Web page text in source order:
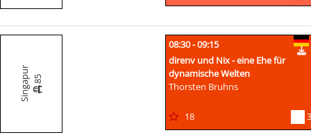
Singapur 85
08:30 - 09:15
direnv und Nix - eine Ehe für
dynamische Welten
Thorsten Bruhns
18 3